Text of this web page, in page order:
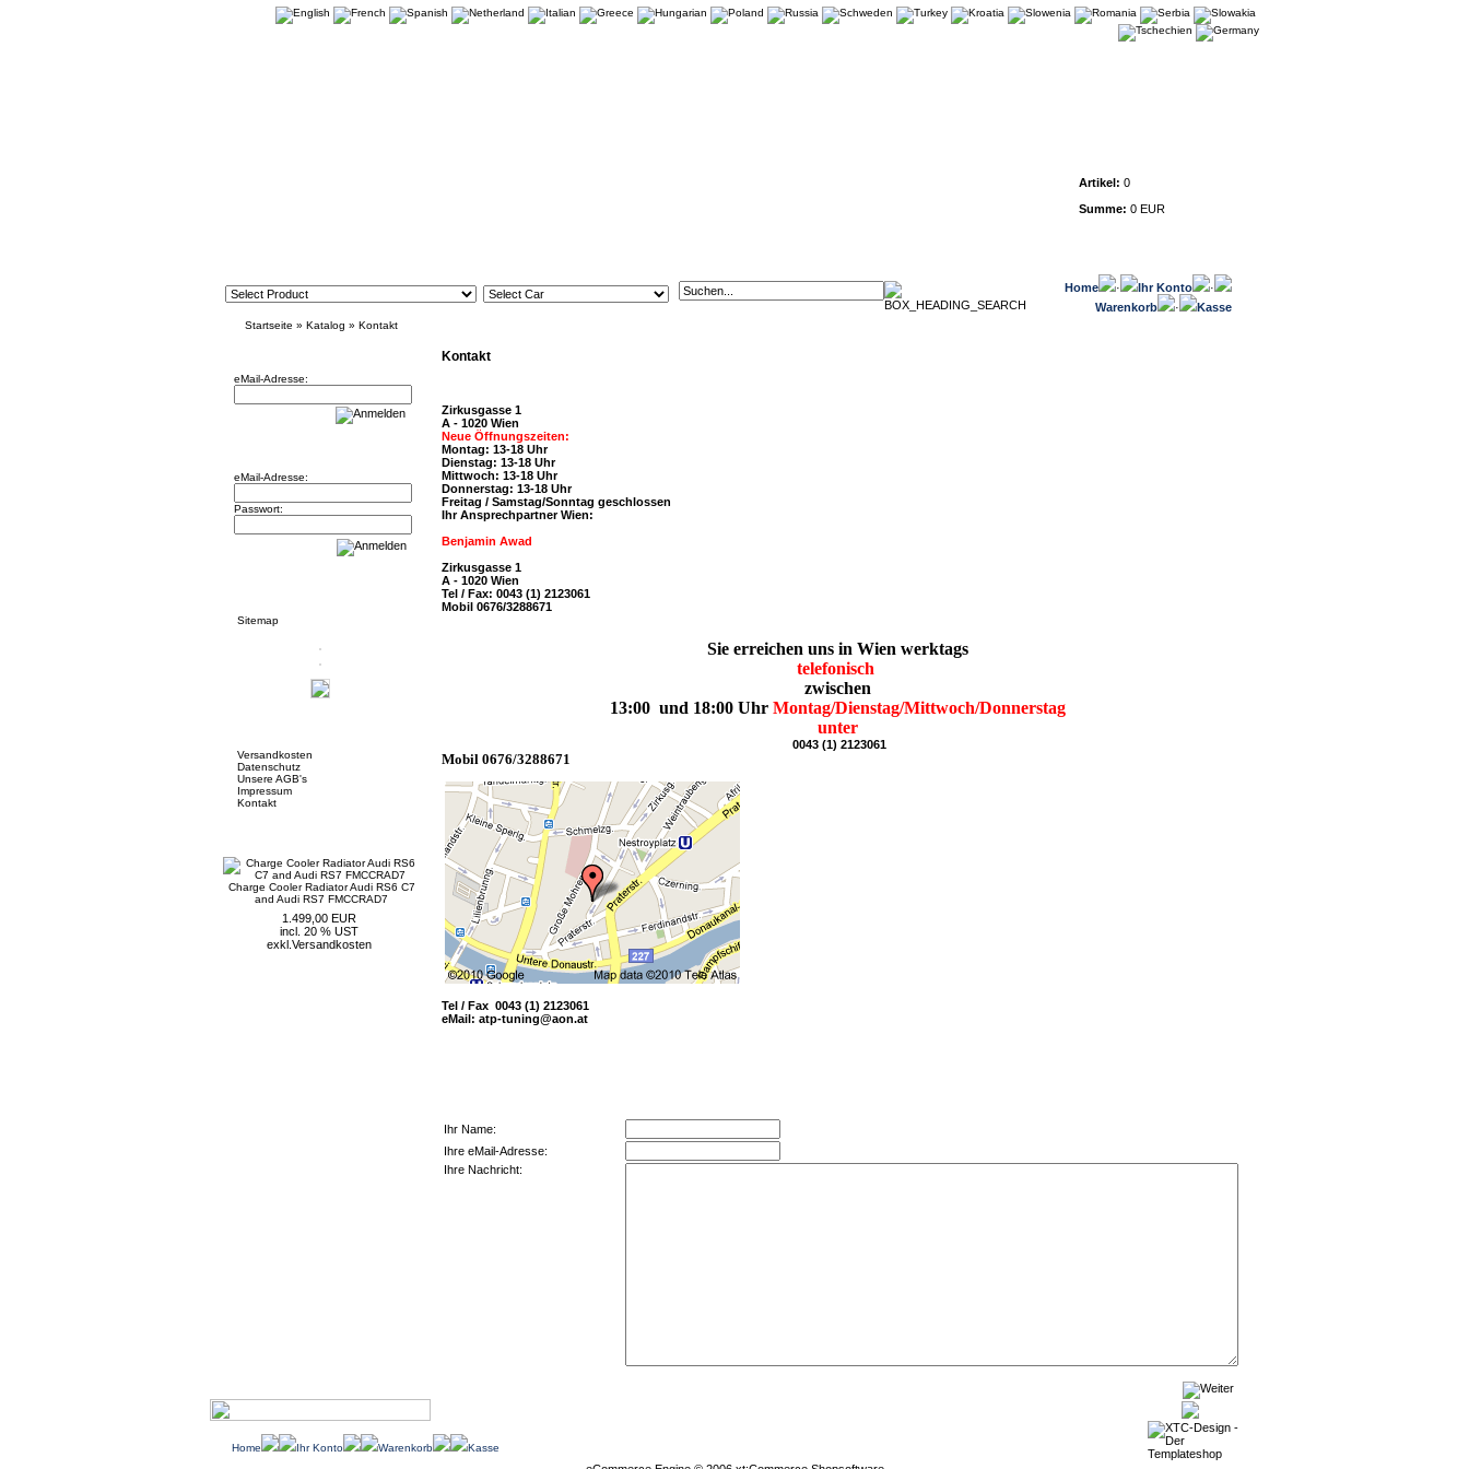
Artikel: 0
Summe: 0 EUR
Home · Ihr Konto
·
Warenkorb
· Kasse
Startseite » Katalog » Kontakt
eMail-Adresse:
eMail-Adresse:
Passwort:
Sitemap
Versandkosten
Datenschutz
Unsere AGB's
Impressum
Kontakt
Charge Cooler Radiator Audi RS6 C7
and Audi RS7 FMCCRAD7
1.499,00 EUR
incl. 20 % UST
exkl. Versandkosten
Kontakt
Zirkusgasse 1
A - 1020 Wien
Neue Öffnungszeiten:
Montag: 13-18 Uhr
Dienstag: 13-18 Uhr
Mittwoch: 13-18 Uhr
Donnerstag: 13-18 Uhr
Freitag / Samstag/Sonntag geschlossen
Ihr Ansprechpartner Wien:
Benjamin Awad
Zirkusgasse 1
A - 1020 Wien
Tel / Fax: 0043 (1) 2123061
Mobil 0676/3288671
Sie erreichen uns in Wien werktags
telefonisch
zwischen
13:00 und 18:00 Uhr Montag/Dienstag/Mittwoch/Donnerstag
unter
0043 (1) 2123061
Mobil 0676/3288671
Tel / Fax 0043 (1) 2123061
eMail: atp-tuning@aon.at
Ihr Name:
Ihre eMail-Adresse:
Ihre Nachricht:
Home Ihr Konto Warenkorb Kasse